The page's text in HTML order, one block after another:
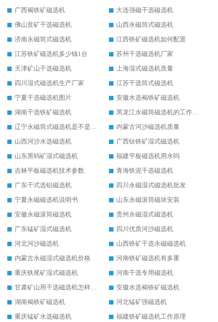
广西褐铁矿磁选机
大连强磁干选磁选机
佛山贫矿干选磁选机
山西永磁筒式磁选机
济南永磁筒式磁选机
江西铁矿磁选机如何配置
江苏铁矿磁选机多少钱1台
苏州干选磁选机厂家
天津矿山干选磁选机
上海湿式磁选机质量
四川湿式磁选机生产厂家
江苏干选筒式磁选机
宁夏干选磁选机图片
安徽水选褐铁矿磁选机
湖南干选铁矿磁选机
黑龙江永磁筒磁选机的工作原理
辽宁永磁筒式磁选机是不是强磁
内蒙古河沙磁选机质量
山西河沙水选磁选机
广西钛铁矿湿式磁选机
山东黑钨矿湿式磁选机
福建平板磁选机用水吗
吉林平板磁选机技术参数
青海铁泥干选磁选机
广东干式选铝磁选机
四川永磁湿式磁选机批发
宁夏永磁磁选机说明书
山东永磁滚筒磁块安装
安徽永磁滚筒磁选机
贵州永磁湿式磁选机
广东锰矿湿式磁选机
四川优质河沙磁选机
河北河沙磁选机
山西铁矿干选永磁磁选机
内蒙古永磁湿式磁选机价格
河南铁矿磁选机有多重
重庆铁尾矿湿式磁选机
河南干选专用磁选机
甘肃矿山用干选磁选机怎样调磁
安徽水选褐铁矿磁选机
湖南褐铁矿磁选机
河北锰矿强磁选机
重庆锰矿水选磁选机
福建铁矿磁选机工作原理